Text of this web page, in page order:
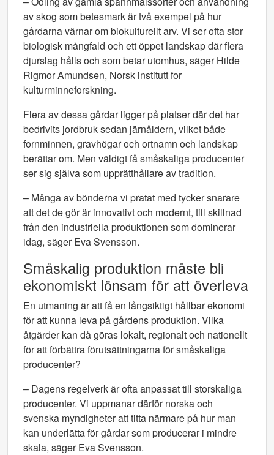
av skog som betesmark är två exempel på hur
gårdarna värnar om biokulturellt arv. Vi ser ofta stor
biologisk mångfald och ett öppet landskap där flera
djurslag hålls och som betar utomhus, säger Hilde
Rigmor Amundsen, Norsk institutt for
kulturminneforskning.
Flera av dessa gårdar ligger på platser där det har
bedrivits jordbruk sedan järnåldern, vilket både
fornminnen, gravhögar och ortnamn och landskap
berättar om. Men väldigt få småskaliga producenter
ser sig själva som upprätthållare av tradition.
– Många av bönderna vi pratat med tycker snarare
att det de gör är innovativt och modernt, till skillnad
från den industriella produktionen som dominerar
idag, säger Eva Svensson.
Småskalig produktion måste bli
ekonomiskt lönsam för att överleva
En utmaning är att få en långsiktigt hållbar ekonomi
för att kunna leva på gårdens produktion. Vilka
åtgärder kan då göras lokalt, regionalt och nationellt
för att förbättra förutsättningarna för småskaliga
producenter?
– Dagens regelverk är ofta anpassat till storskaliga
producenter. Vi uppmanar därför norska och
svenska myndigheter att titta närmare på hur man
kan underlätta för gårdar som producerar i mindre
skala, säger Eva Svensson.